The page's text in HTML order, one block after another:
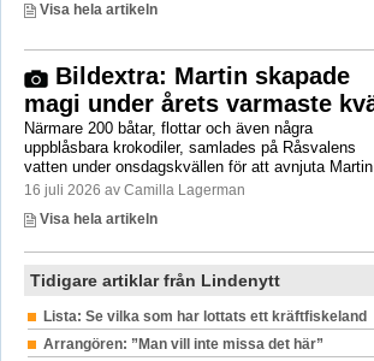
Visa hela artikeln
Bildextra: Martin skapade
magi under årets varmaste
Närmare 200 båtar, flottar och även några
uppblåsbara krokodiler, samlades på Råsvalens
vatten under onsdagskvällen för att avnjuta
16 juli 2026 av Camilla Lagerman
Visa hela artikeln
Tidigare artiklar från Lindenytt
Lista: Se vilka som har lottats ett kräftfiskeland
Arrangören: ”Man vill inte missa det här”